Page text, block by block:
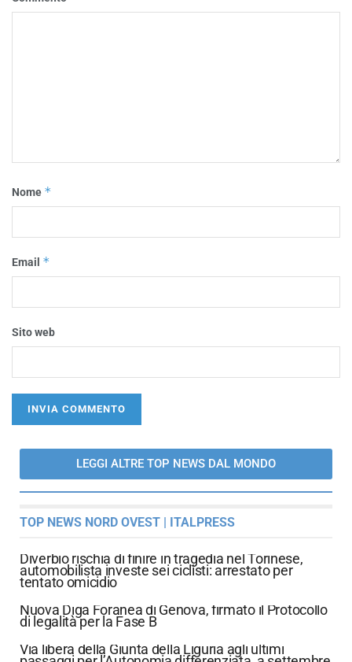
Nome *
Email *
Sito web
LEGGI ALTRE TOP NEWS DAL MONDO
TOP NEWS NORD OVEST | ITALPRESS
Diverbio rischia di finire in tragedia nel Torinese,
automobilista investe sei ciclisti: arrestato per
tentato omicidio
Nuova Diga Foranea di Genova, firmato il Protocollo
di legalità per la Fase B
Via libera della Giunta della Liguria agli ultimi